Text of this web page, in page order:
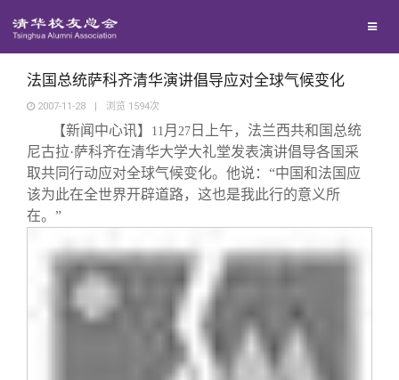
地区联络
年级联络
院系校友工作
兴趣群体
回馈母校
捐赠项目
捐赠新闻
捐赠方法
媒体平台
《清华校友通讯》
我要订阅
百年清华
清华故事
终身学习
法国总统萨科齐清华演讲倡导应对全球气候变化
2007-11-28 | 浏览 1594次
【新闻中心讯】 11 月 27 日上午，法兰西共和国总统
尼古拉·萨科齐在清华大学大礼堂发表演讲倡导各国采
取共同行动应对全球气候变化。他说：“中国和法国应
该为此在全世界开辟道路，这也是我此行的意义所
在。”